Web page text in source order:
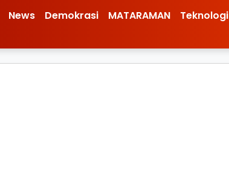
News Demokrasi MATARAMAN Teknologi